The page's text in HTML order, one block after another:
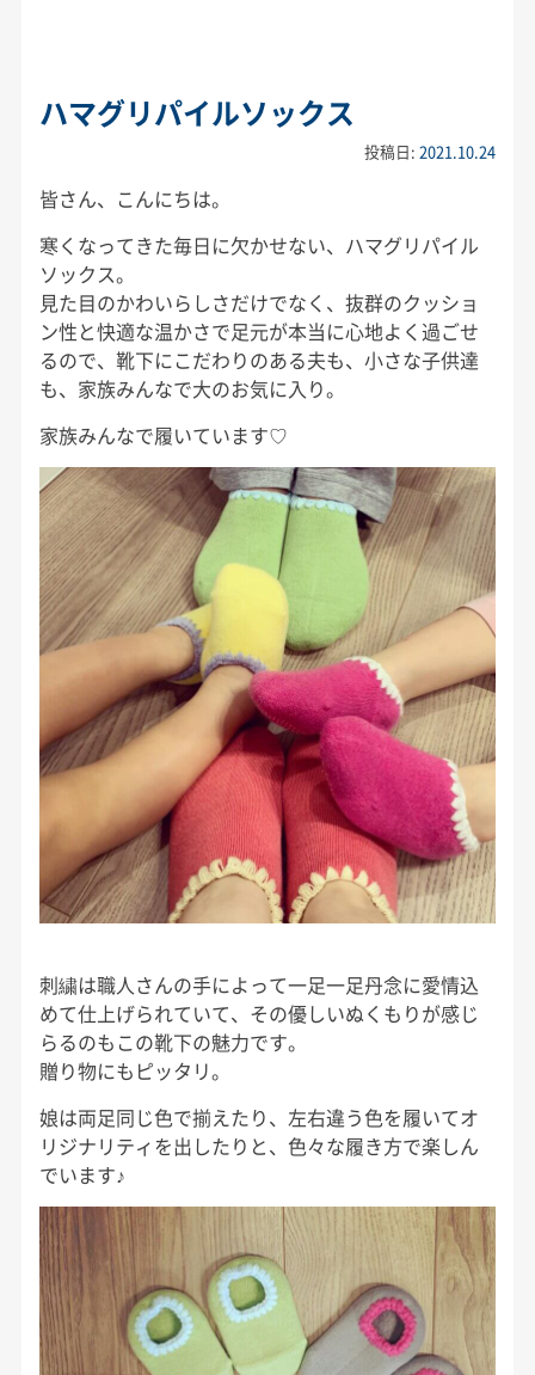
ハマグリパイルソックス
投稿日:2021.10.24
皆さん、こんにちは。
寒くなってきた毎日に欠かせない、ハマグリパイル
ソックス。
見た目のかわいらしさだけでなく、抜群のクッショ
ン性と快適な温かさで足元が本当に心地よく過ごせ
るので、靴下にこだわりのある夫も、小さな子供達
も、家族みんなで大のお気に入り。
家族みんなで履いています♡
刺繍は職人さんの手によって一足一足丹念に愛情込
めて仕上げられていて、その優しいぬくもりが感じ
らるのもこの靴下の魅力です。
贈り物にもピッタリ。
娘は両足同じ色で揃えたり、左右違う色を履いてオ
リジナリティを出したりと、色々な履き方で楽しん
でいます♪